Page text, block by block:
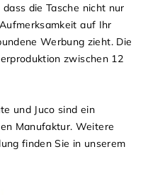
die Tasche nicht nur
auf Ihr
Werbung zieht. Die
zwischen 12
und Juco sind ein
Manufaktur. Weitere
finden Sie in unserem